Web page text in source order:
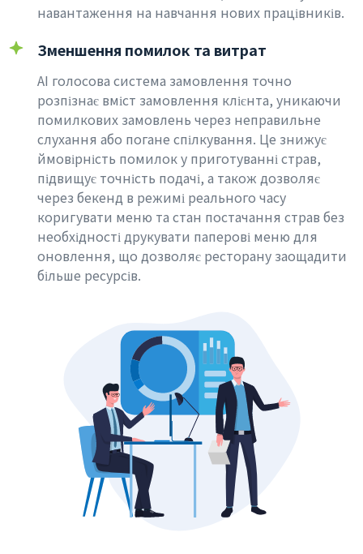
навантаження на навчання нових працівників.
Зменшення помилок та витрат
AI голосова система замовлення точно
розпізнає вміст замовлення клієнта, уникаючи
помилкових замовлень через неправильне
слухання або погане спілкування. Це знижує
ймовірність помилок у приготуванні страв,
підвищує точність подачі, а також дозволяє
через бекенд в режимі реального часу
коригувати меню та стан постачання страв без
необхідності друкувати паперові меню для
оновлення, що дозволяє ресторану заощадити
більше ресурсів.